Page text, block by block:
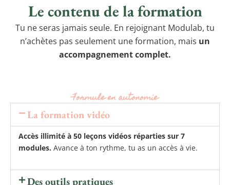
Le contenu de la formation
Tu ne seras jamais seule. En rejoignant Modulab, tu
n’achètes pas seulement une formation, mais un
accompagnement complet.
Formule en autonomie
La formation vidéo
Accès illimité à 50 leçons vidéos réparties sur 7
modules. Avance à ton rythme, tu as un accès à vie.
Des outils pratiques